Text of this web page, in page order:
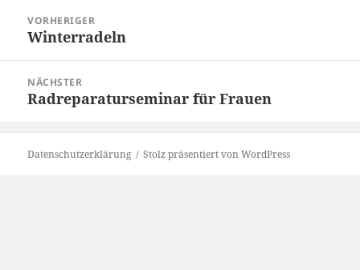
VORHERIGER
Vorheriger
Winterradeln
NÄCHSTER
Nächster
Radreparaturseminar für Frauen
Datenschutzerklärung Stolz präsentiert von WordPress